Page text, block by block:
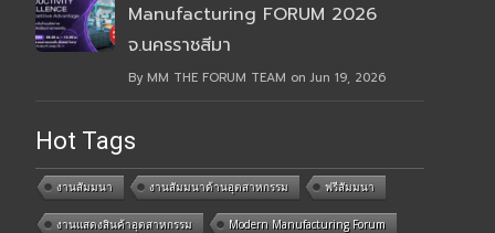
Manufacturing FORUM 2026
จ.นครราชสีมา
By MM THE FORUM TEAM on Jun 19, 2026
Hot Tags
งานสัมมนา งานสัมมนาด้านอุตสาหกรรม ฟรีสัมมนา
งานแสดงสินค้าอุตสาหกรรม Modern Manufacturing Forum